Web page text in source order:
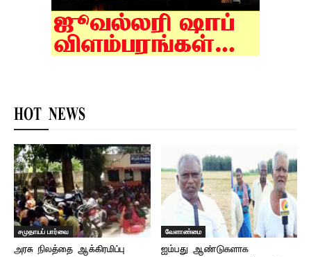
HOT NEWS
சமுதாயப் பார்வை
அரசு நிலத்தை ஆக்கிரமிப்பு
வேளாண்மை
ஐம்பது ஆண்டுகளாக